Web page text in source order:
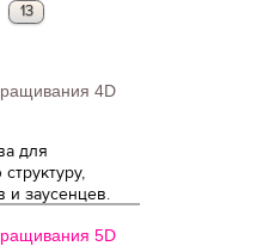
13
4D
для
и заусенцев.
5D